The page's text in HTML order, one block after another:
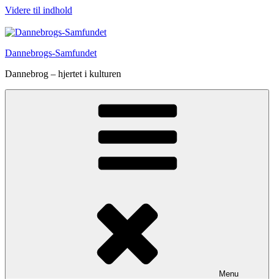
Videre til indhold
Dannebrogs-Samfundet
Dannebrog – hjertet i kulturen
Menu